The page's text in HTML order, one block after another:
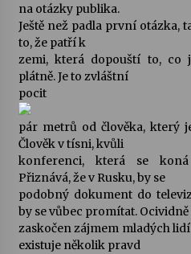
na otázky publika.
Ještě než padla první otázka,
to, že patří k
zemi, která dopouští to, co
plátně. Je to zvláštní
pocit
pár metrů od člověka, který
Člověk v tísni, kvůli
konferenci, která se
Přiznává, že v Rusku, by se
podobný dokument do
by se vůbec promítat. Ocividně
zaskočen zájmem mladých lidí
existuje několik pravd